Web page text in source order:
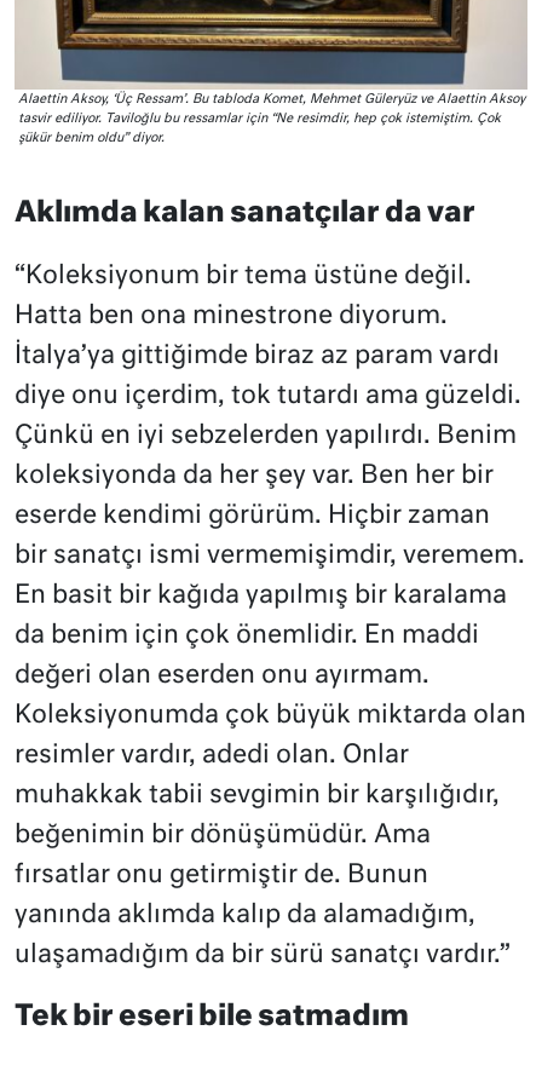
Alaettin Aksoy, ‘Üç Ressam’. Bu tabloda Komet, Mehmet Güleryüz ve Alaettin Aksoy
tasvir ediliyor. Taviloğlu bu ressamlar için “Ne resimdir, hep çok istemiştim. Çok
şükür benim oldu” diyor.
Aklımda kalan sanatçılar da var
“Koleksiyonum bir tema üstüne değil.
Hatta ben ona minestrone diyorum.
İtalya’ya gittiğimde biraz az param vardı
diye onu içerdim, tok tutardı ama güzeldi.
Çünkü en iyi sebzelerden yapılırdı. Benim
koleksiyonda da her şey var. Ben her bir
eserde kendimi görürüm. Hiçbir zaman
bir sanatçı ismi vermemişimdir, veremem.
En basit bir kağıda yapılmış bir karalama
da benim için çok önemlidir. En maddi
değeri olan eserden onu ayırmam.
Koleksiyonumda çok büyük miktarda olan
resimler vardır, adedi olan. Onlar
muhakkak tabii sevgimin bir karşılığıdır,
beğenimin bir dönüşümüdür. Ama
fırsatlar onu getirmiştir de. Bunun
yanında aklımda kalıp da alamadığım,
ulaşamadığım da bir sürü sanatçı vardır.”
Tek bir eseri bile satmadım